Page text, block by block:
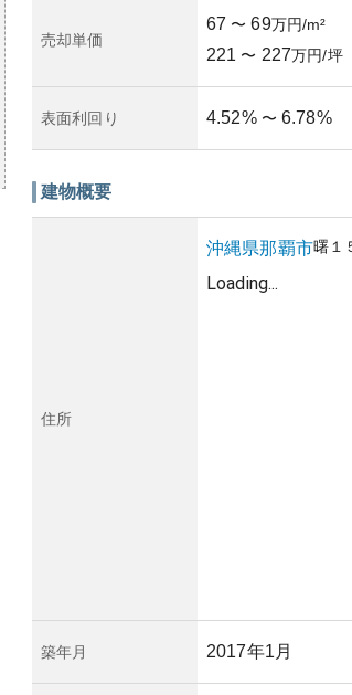
売却単価
67 〜 69万円/m²
221 〜 227万円/坪
表面利回り 4.52% 〜 6.78%
建物概要
住所
沖縄県那覇市曙１
Loading...
築年月 2017年1月